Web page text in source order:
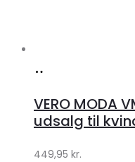
Klædeskabet.dk
VERO MODA
udsalg til
449,95 kr.